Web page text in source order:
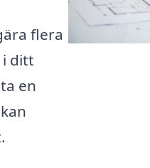
flera
ditt
en